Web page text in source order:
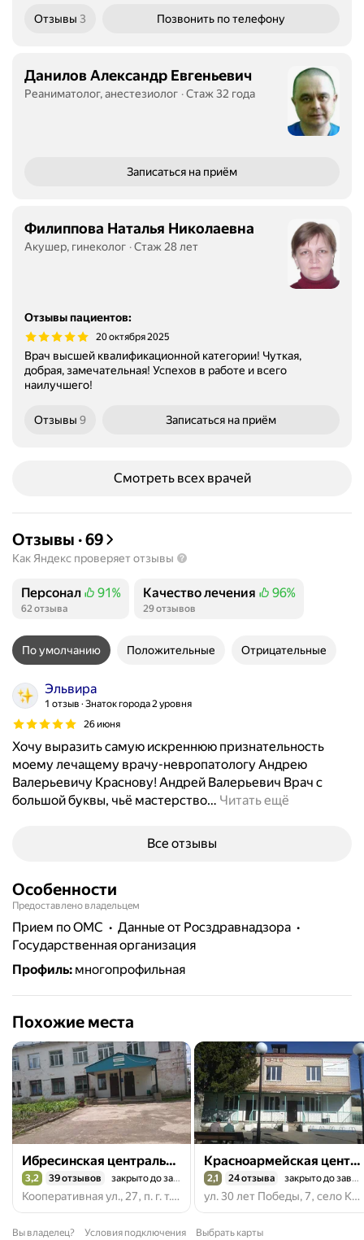
Отзывы 3 Позвонить по телефону
Данилов Александр Евгеньевич
Реаниматолог, анестезиолог Стаж 32 года
Записаться на приём
Филиппова Наталья Николаевна
Акушер, гинеколог Стаж 28 лет
Отзывы пациентов:
20 октября 2025
Врач высшей квалификационной категории! Чуткая,
добрая, замечательная! Успехов в работе и всего
наилучшего!
Отзывы 9 Записаться на приём
Смотреть всех врачей
Отзывы ·69
Как Яндекс проверяет отзывы
Персонал
Положительных отзывов
91%
62 отзыва
Качество лечения
Положительных отзывов
96%
29 отзывов
По умолчанию Положительные Отрицательные
Эльвира
1 отзыв Знаток города 2 уровня
26 июня
Хочу выразить самую искреннюю признательность
моему лечащему врачу-невропатологу Андрею
Валерьевичу Краснову! Андрей Валерьевич Врач с
большой буквы, чьё мастерство… Читать ещё
Все отзывы
Особенности
Предоставлено владельцем
прием по ОМС
данные от Росздравнадзора
государственная организация
Профиль: многопрофильная
Похожие места
Ибресинская центральная районная больница
Рейтинг 3,2 из 5
3,2 39 отзывов закрыто до завтра
Кооперативная ул., 27, п. г. т. Ибреси
Красноармейская центральная районная больница, филиал Больница скорой медицинской помощи
Рейтинг 2,1 из 5
2,1 24 отзыва закрыто до завтра
ул. 30 лет Победы, 7, село Красноармейское
Вы владелец? Условия подключения Выбрать карты